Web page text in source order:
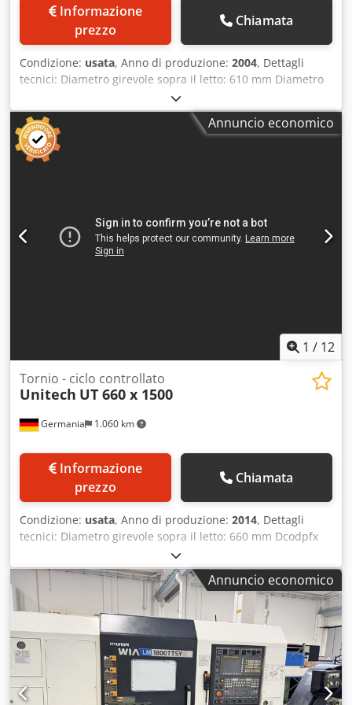
prezzo
Chiamata
Condizione: usata, Anno di produzione: 2004, Dettagli
tecnici: Diametro girevole sopra il letto: 610 mm Diametro
tornibile sopra la slitta trasversale: 350 mm Diametro
altalena sopra il letto: 610 mm Larghezza centrale: 1390
mm Controllo: Fanuc 0i-Mate TC asse x: piano: ca asse z:
longitudinale: ca Velocità: 22 - 2200 giri/min Avanzamento:
Asse X + Z: 5 / 10 m/min. Foro del mandrino: Ø 70 mm
della macchina ca.: 2,7 t Fabbisogno di potenza totale: 15
kW Dimensioni della macchina ca. LxPxA: 3,7 x 1,7 x 1,7 m
Dimensioni idrauliche: 630 x 460 x 900 mm altre
Annuncio economico
1 / 12
Germania 1.060 km
Tornio - ciclo controllato
Unitech UT 660 x 1500
prezzo
Chiamata
Condizione: usata, Anno di produzione: 2014, Dettagli
tecnici: Diametro girevole sopra il letto: 660 mm Dcodpfx
Aju Ix Nrspcek Diametro tornibile sopra la slitta
trasversale: 460 mm Lunghezza tornibile: 1650 mm
Larghezza centrale: ca Diametro altalena sopra il letto: 660
mm Diametro dell'oscillazione sullo scivolo: 460 mm
Diametro oscillazione: in offset: 960 mm Altezza centrale:
320 mm Controllo: Siemens 828 D ShopTurn asse x: ca. 350
(in pianta) mm Foro del mandrino: Ø 105 mm Intervallo di
velocità: 26-224 / 225-670 / 671-2.000 giri/min a variazione
continua Avanzamento a variazione continua: X: 0,5 - 3.000
mm/min Alimentare continuamente: Z: 1 - 3.000
Annuncio economico